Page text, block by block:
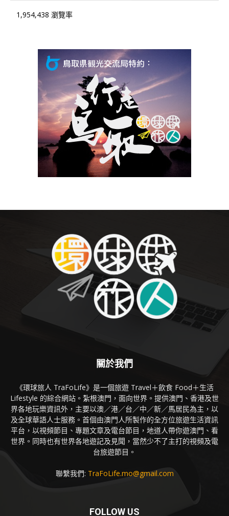
1,954,438 瀏覽率
關於我們
《環球旅人 TraFoLife》是一個旅遊 Travel＋飲食 Food＋生活
Lifestyle 的綜合網站。紮根澳門，面向世界。提供澳門、香港及世
界各地玩樂資訊外，主要以澳／港／台／中／新／馬居民為主，以
及全球華語人士服務。首個由澳門人所製作的全方位旅遊生活資訊
平台，以視頻節目、專題文章及電台節目，地道人帶你遊澳門、看
世界。同時也有世界各地遊記及見聞，當然少不了主打的視頻及電
台旅遊節目。
聯繫我們: TraFoLife.mo@gmail.com
FOLLOW US